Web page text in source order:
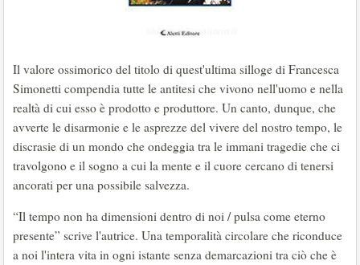
Il valore ossimorico del titolo di quest'ultima silloge di Francesca
Simonetti compendia tutte le antitesi che vivono nell'uomo e nella
realtà di cui esso è prodotto e produttore. Un canto, dunque, che
avverte le disarmonie e le asprezze del vivere del nostro tempo, le
discrasie di un mondo che ondeggia tra le immani tragedie che ci
travolgono e il sogno a cui la mente e il cuore cercano di tenersi
ancorati per una possibile salvezza.
“Il tempo non ha dimensioni dentro di noi / pulsa come eterno
presente” scrive l'autrice. Una temporalità circolare che riconduce
a noi l'intera vita in ogni istante senza demarcazioni tra ciò che è